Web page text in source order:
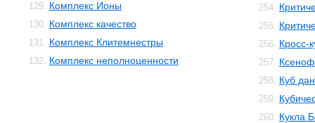
129. Комплекс Ионы
130. Комплекс качество
131. Комплекс Клитемнестры
132. Комплекс неполноценности
254.
255.
256. Кросс-
257.
258. Куб
259.
260. Кукла